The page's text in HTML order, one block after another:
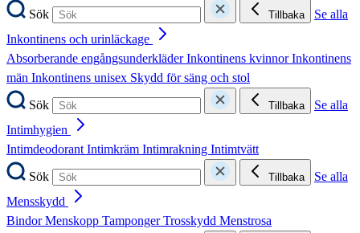
Sök
Tillbaka
Se alla
Inkontinens och urinläckage
Absorberande engångsunderkläderInkontinens kvinnorInkontinens
män Inkontinens unisex Skydd för säng och stol
Sök
Tillbaka
Se alla
Intimhygien
IntimdeodorantIntimkräm Intimrakning Intimtvätt
Sök
Tillbaka
Se alla
Mensskydd
BindorMenskopp TampongerTrosskydd Menstrosa